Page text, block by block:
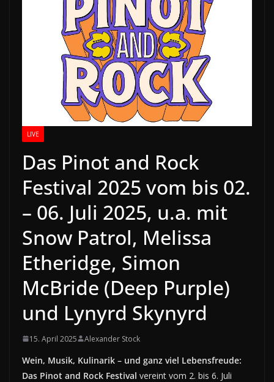
LIVE
Das Pinot and Rock
Festival 2025 vom bis 02.
– 06. Juli 2025, u.a. mit
Snow Patrol, Melissa
Etheridge, Simon
McBride (Deep Purple)
und Lynyrd Skynyrd
15. April 2025 Alexander Stock
Wein, Musik, Kulinarik – und ganz viel Lebensfreude:
Das Pinot and Rock Festival vereint vom 2. bis 6. Juli